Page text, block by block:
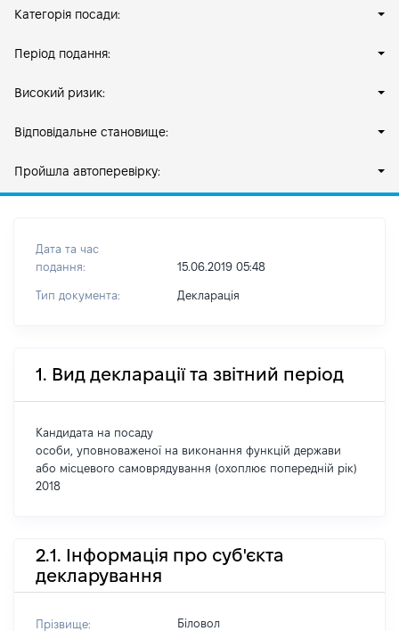
Категорія посади:
Період подання:
Високий ризик:
Відповідальне становище:
Пройшла автоперевірку:
Дата та час
подання:
15.06.2019 05:48
Тип документа: Декларація
1. Вид декларації та звітний період
Кандидата на посаду
особи, уповноваженої на виконання функцій держави
або місцевого самоврядування (охоплює попередній рік)
2018
2.1. Інформація про суб'єкта
декларування
Прізвище: Біловол